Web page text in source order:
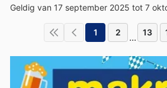
Geldig van 17 september 2025 tot 7
1 2 ... 13